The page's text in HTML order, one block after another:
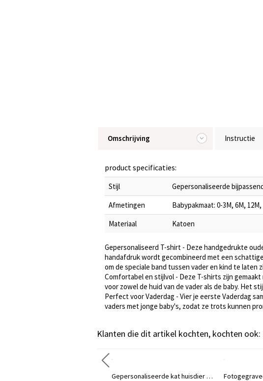
Omschrijving Instructie
product specificaties:
Stijl
Gepersonaliseerde
Afmetingen
Babypakmaat: 0-3M, 6M,
Materiaal
Katoen
Gepersonaliseerd T-shirt - Deze handgedrukte
handafdruk wordt gecombineerd met een
om de speciale band tussen vader en kind te laten
Comfortabel en stijlvol - Deze T-shirts zijn
voor zowel de huid van de vader als de baby. Het
Perfect voor Vaderdag - Vier je eerste Vaderdag
vaders met jonge baby's, zodat ze trots kunnen
Klanten die dit artikel kochten, kochten ook:
Gepersonaliseerde kat huisdier foto gegraveerde ketting sterling zilver